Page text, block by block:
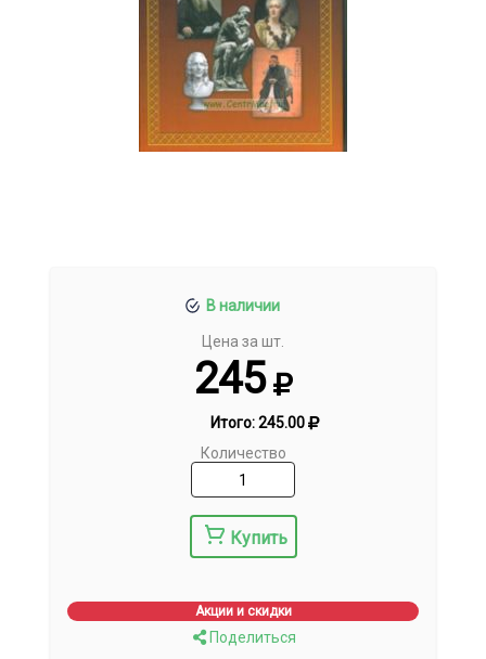
В наличии
Цена за шт.
245
Итого:245.00
Количество
Купить
Акции и скидки
Поделиться